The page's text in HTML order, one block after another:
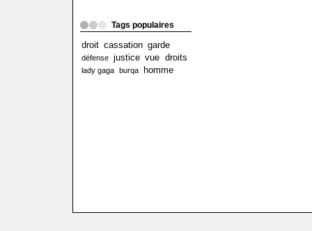
Tags populaires
droit cassation garde
défense justice vue droits
lady gaga burqa homme